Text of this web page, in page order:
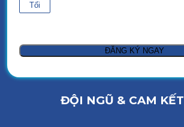
Tối
ĐỘI NGŨ & CAM KẾT